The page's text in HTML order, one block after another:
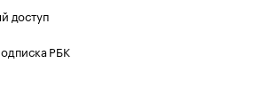
доступ
РБК